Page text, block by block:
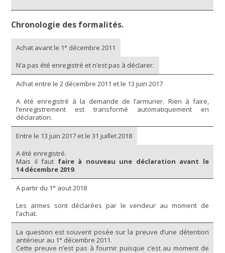
Chronologie des formalités.
Achat avant le 1° décembre 2011
N’a pas été enregistré et n’est pas à déclarer.
Achat entre le 2 décembre 2011 et le 13 juin 2017
A été enregistré à la demande de l’armurier. Rien à faire,
l’enregistrement est transformé automatiquement en
déclaration.
Entre le 13 juin 2017 et le 31 juillet 2018
A été enregistré.
Mais il faut faire à nouveau une déclaration avant le
14 décembre 2019.
A partir du 1° aout 2018
Les armes sont déclarées par le vendeur au moment de
l’achat.
La question est souvent posée sur la preuve d’une détention
antérieur au 1° décembre 2011.
Cette preuve n’est pas à fournir puisque c’est au moment de